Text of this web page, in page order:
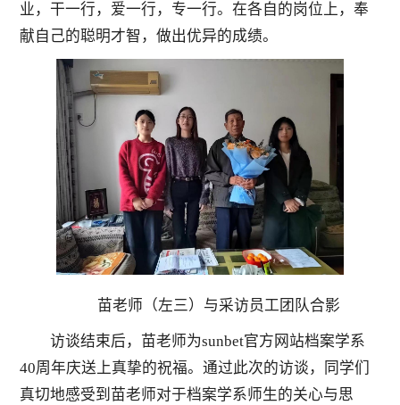
业，干一行，爱一行，专一行。在各自的岗位上，奉
献自己的聪明才智，做出优异的成绩。
苗老师（左三）与采访员工团队合影
访谈结束后，苗老师为sunbet官方网站档案学系
40周年庆送上真挚的祝福。通过此次的访谈，同学们
真切地感受到苗老师对于档案学系师生的关心与思